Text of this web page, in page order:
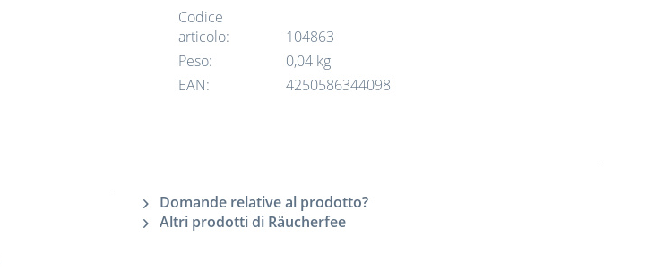
Codice
articolo:
104863
Peso:
0,04 kg
EAN:
4250586344098
Domande relative al prodotto?
Altri prodotti di Räucherfee